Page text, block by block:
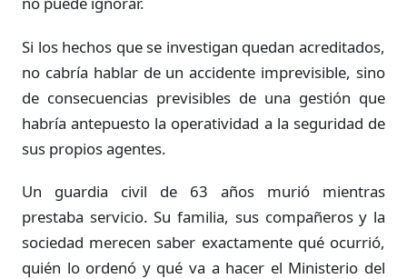
Si los hechos que se investigan quedan acreditados,
no cabría hablar de un accidente imprevisible, sino
de consecuencias previsibles de una gestión que
habría antepuesto la operatividad a la seguridad de
sus propios agentes.
Un guardia civil de 63 años murió mientras
prestaba servicio. Su familia, sus compañeros y la
sociedad merecen saber exactamente qué ocurrió,
quién lo ordenó y qué va a hacer el Ministerio del